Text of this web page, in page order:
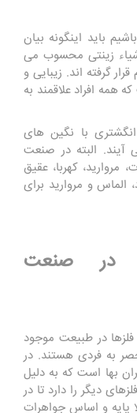
باید اینگونه بیان
زینتی محسوب می
گرفته اند. زیبایی و
همه افراد علاقمند به
با نگین های
البته در صنعت
کهربا، عقیق
الماس و مروارید برای
در صنعت
در طبیعت موجود
به فردی هستند. در
بها است که به دلیل
دیگر را دارد تا در
پایه و اساس جواهرات